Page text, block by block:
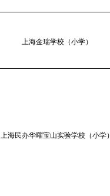
上海金瑞学校（小学）
上海民办华曜宝山实验学校（小学）